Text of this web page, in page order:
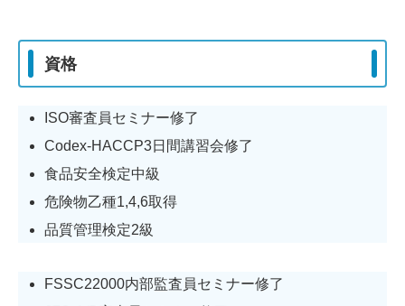
資格
ISO審査員セミナー修了
Codex-HACCP3日間講習会修了
食品安全検定中級
危険物乙種1,4,6取得
品質管理検定2級
FSSC22000内部監査員セミナー修了